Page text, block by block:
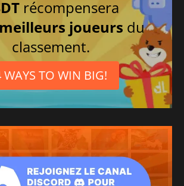
récompensera
joueurs du
classement.
WAYS TO WIN BIG!